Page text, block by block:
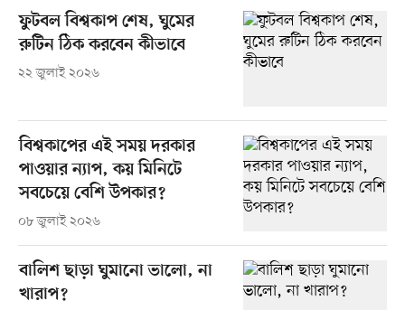
ফুটবল বিশ্বকাপ শেষ, ঘুমের
রুটিন ঠিক করবেন কীভাবে
২২ জুলাই ২০২৬
বিশ্বকাপের এই সময় দরকার
পাওয়ার ন্যাপ, কয় মিনিটে
সবচেয়ে বেশি উপকার?
০৮ জুলাই ২০২৬
বালিশ ছাড়া ঘুমানো ভালো, না
খারাপ?